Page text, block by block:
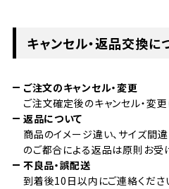
キャンセル・返品交換に
ご注文のキャンセル・変更
ご注文確定後のキャンセル・変
返品について
商品のイメージ違い、サイズ間
のご都合による返品は原則お受
不良品・誤配送
到着後10日以内にご連絡くださ